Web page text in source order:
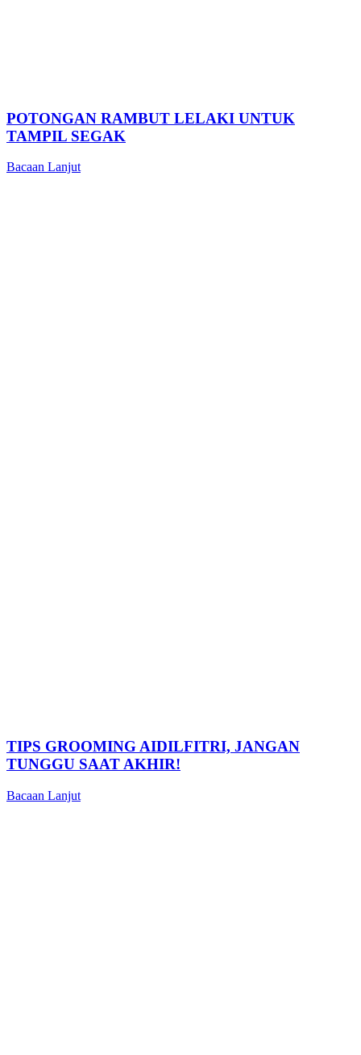
POTONGAN RAMBUT LELAKI UNTUK
TAMPIL SEGAK
Bacaan Lanjut
TIPS GROOMING AIDILFITRI, JANGAN
TUNGGU SAAT AKHIR!
Bacaan Lanjut